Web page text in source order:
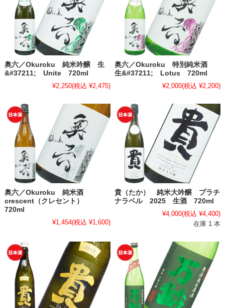
奥六／Okuroku 純米吟醸 生
&#37211; Unite 720ml
¥2,250(税込 ¥2,475)
奥六／Okuroku 特別純米酒
生&#37211; Lotus 720ml
¥2,000(税込 ¥2,200)
奥六／Okuroku 純米酒
crescent（クレセント）
720ml
¥1,454(税込 ¥1,600)
貴（たか） 純米大吟醸 プラチ
ナラベル 2025 生酒 720ml
¥4,000(税込 ¥4,400)
在庫 1 本